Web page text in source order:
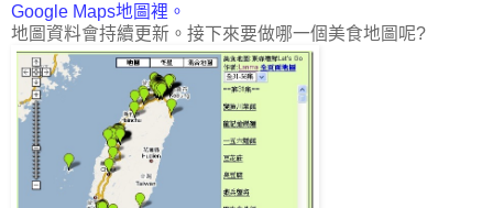
Google Maps地圖裡。
地圖資料會持續更新。接下來要做哪一個美食地圖呢?